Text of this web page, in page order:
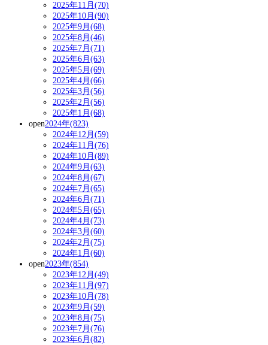
2025年11月(70)
2025年10月(90)
2025年9月(68)
2025年8月(46)
2025年7月(71)
2025年6月(63)
2025年5月(69)
2025年4月(66)
2025年3月(56)
2025年2月(56)
2025年1月(68)
open2024年(823)
2024年12月(59)
2024年11月(76)
2024年10月(89)
2024年9月(63)
2024年8月(67)
2024年7月(65)
2024年6月(71)
2024年5月(65)
2024年4月(73)
2024年3月(60)
2024年2月(75)
2024年1月(60)
open2023年(854)
2023年12月(49)
2023年11月(97)
2023年10月(78)
2023年9月(59)
2023年8月(75)
2023年7月(76)
2023年6月(82)